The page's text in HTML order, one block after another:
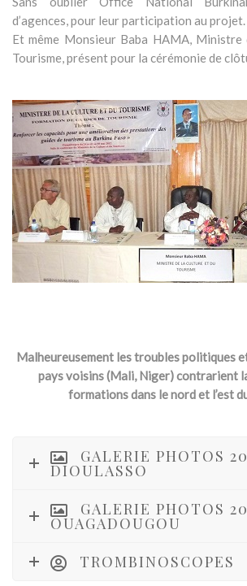
d’agences, pour leur participation au projet.
Et même Monsieur Baba HAMA,
Tourisme, présent pour la cérémonie de
Malheureusement les troubles politiques
pays voisins (Mali, Niger) contrarient
formations dans le nord et l’est
GALERIE PHOTOS
DIOULASSO
GALERIE PHOTOS
OUAGADOUGOU
TROMBINOSCOPES